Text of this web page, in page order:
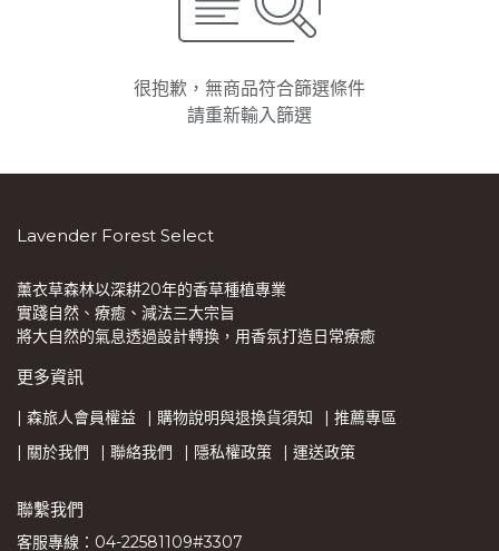
很抱歉，無商品符合篩選條件
請重新輸入篩選
Lavender Forest Select
薰衣草森林以深耕20年的香草種植專業
實踐自然、療癒、減法三大宗旨
將大自然的氣息透過設計轉換，用香氛打造日常療癒
更多資訊
| 森旅人會員權益 | 購物說明與退換貨須知
| 推薦專區
| 關於我們
| 聯絡我們 | 隱私權政策 | 運送政策
聯繫我們
客服專線：04-22581109#3307